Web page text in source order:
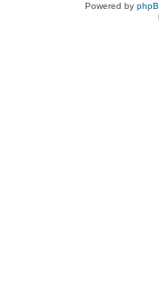
Powered by